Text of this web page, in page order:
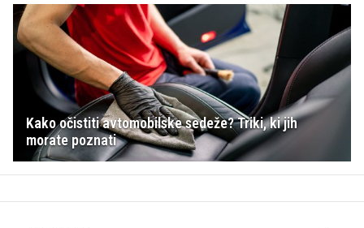
Kako očistiti avtomobilske sedeže? Triki, ki jih
morate poznati